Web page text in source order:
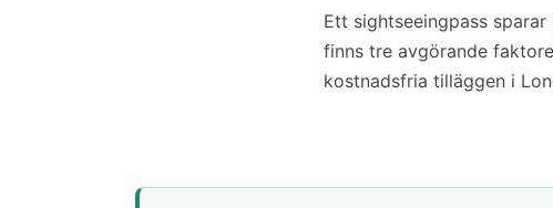
Ett sightseeingpass
finns tre avgörande
kostnadsfria tilläggen i